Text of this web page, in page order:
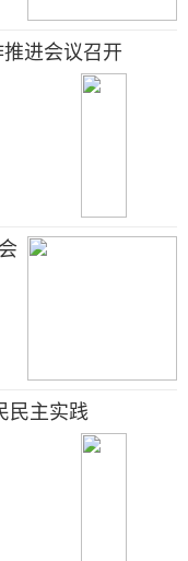
进会议召开
民主实践